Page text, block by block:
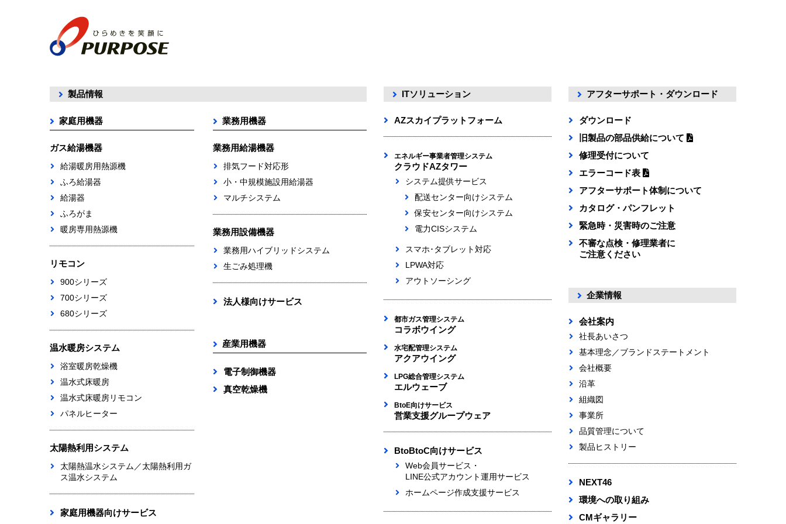
製品情報
家庭用機器
ガス給湯機器
給湯暖房用熱源機
ふろ給湯器
給湯器
ふろがま
暖房専用熱源機
リモコン
900シリーズ
700シリーズ
680シリーズ
温水暖房システム
浴室暖房乾燥機
温水式床暖房
温水式床暖房リモコン
パネルヒーター
太陽熱利用システム
太陽熱温水システム／太陽熱利用ガ
ス温水システム
家庭用機器向けサービス
業務用機器
業務用給湯機器
排気フード対応形
小・中規模施設用給湯器
マルチシステム
業務用設備機器
業務用ハイブリッドシステム
生ごみ処理機
法人様向けサービス
産業用機器
電子制御機器
真空乾燥機
ITソリューション
AZスカイプラットフォーム
エネルギー事業者管理システム
クラウドAZタワー
システム提供サービス
配送センター向けシステム
保安センター向けシステム
電力CISシステム
スマホ･タブレット対応
LPWA対応
アウトソーシング
都市ガス管理システム
コラボウイング
水宅配管理システム
アクアウイング
LPG総合管理システム
エルウェーブ
BtoE向けサービス
営業支援グループウェア
BtoBtoC向けサービス
Web会員サービス・
LINE公式アカウント運用サービス
ホームページ作成支援サービス
アフターサポート・ダウンロード
ダウンロード
旧製品の部品供給について
修理受付について
エラーコード表
アフターサポート体制について
カタログ・パンフレット
緊急時・災害時のご注意
不審な点検・修理業者に
ご注意ください
企業情報
会社案内
社長あいさつ
基本理念／ブランドステートメント
会社概要
沿革
組織図
事業所
品質管理について
製品ヒストリー
NEXT46
環境への取り組み
CMギャラリー